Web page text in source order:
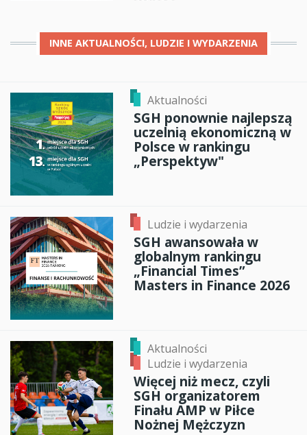
INNE AKTUALNOŚCI, LUDZIE I WYDARZENIA
Aktualności
SGH ponownie najlepszą
uczelnią ekonomiczną w
Polsce w rankingu
„Perspektyw"
Ludzie i wydarzenia
SGH awansowała w
globalnym rankingu
„Financial Times”
Masters in Finance 2026
Aktualności
Ludzie i wydarzenia
Więcej niż mecz, czyli
SGH organizatorem
Finału AMP w Piłce
Nożnej Mężczyzn